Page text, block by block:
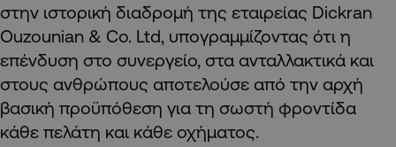
στην ιστορική διαδρομή της εταιρείας Dickran
Ouzounian & Co. Ltd, υπογραμμίζοντας ότι η
επένδυση στο συνεργείο, στα ανταλλακτικά και
στους ανθρώπους αποτελούσε από την αρχή
βασική προϋπόθεση για τη σωστή φροντίδα
κάθε πελάτη και κάθε οχήματος.